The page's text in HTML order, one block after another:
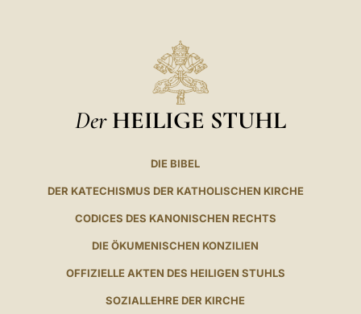
Der HEILIGE STUHL
DIE BIBEL
DER KATECHISMUS DER KATHOLISCHEN KIRCHE
CODICES DES KANONISCHEN RECHTS
DIE ÖKUMENISCHEN KONZILIEN
OFFIZIELLE AKTEN DES HEILIGEN STUHLS
SOZIALLEHRE DER KIRCHE